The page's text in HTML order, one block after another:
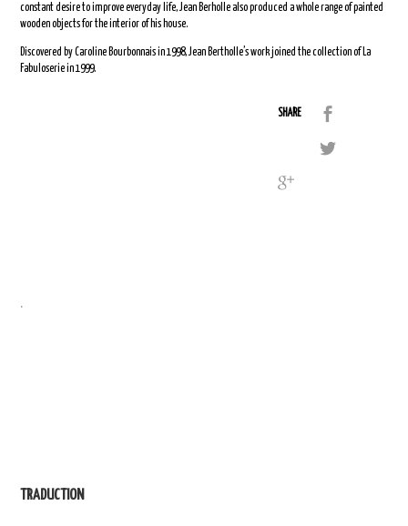
constant desire to improve everyday life, Jean Berholle also produced a whole range of painted
wooden objects for the interior of his house.
Discovered by Caroline Bourbonnais in 1998, Jean Bertholle’s work joined the collection of La
Fabuloserie in 1999.
SHARE
.
TRADUCTION